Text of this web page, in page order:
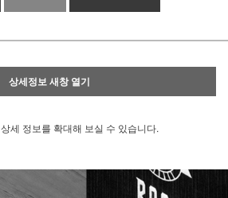
상세정보 새창 열기
상세 정보를 확대해 보실 수 있습니다.